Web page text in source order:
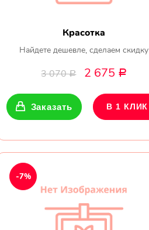
Красотка
Найдете дешевле, сделаем скидку
3 070Р 2 675 Р
Заказать В 1 КЛИК
-7%